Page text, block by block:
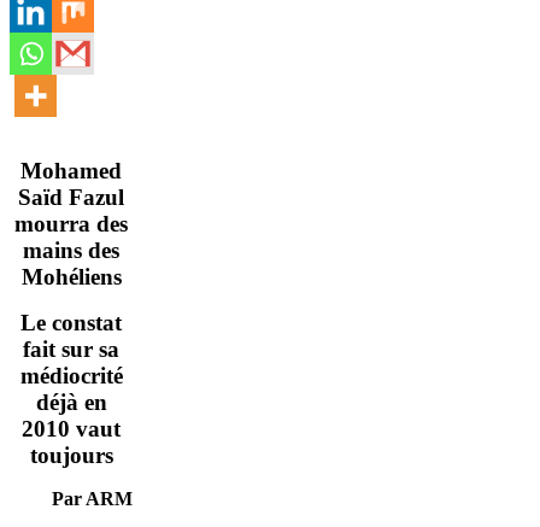
Mohamed
Saïd Fazul
mourra des
mains des
Mohéliens
Le constat
fait sur sa
médiocrité
déjà en
2010 vaut
toujours
Par ARM